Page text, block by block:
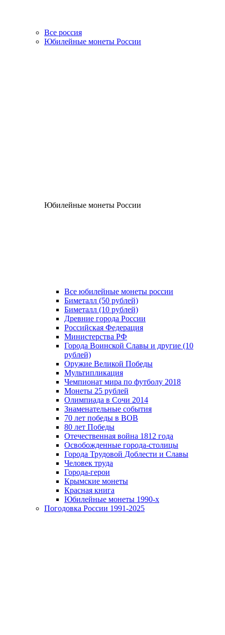
Все россия
Юбилейные монеты России
Юбилейные монеты России
Все юбилейные монеты россии
Биметалл (50 рублей)
Биметалл (10 рублей)
Древние города России
Российская Федерация
Министерства РФ
Города Воинской Славы и другие (10
рублей)
Оружие Великой Победы
Мультипликация
Чемпионат мира по футболу 2018
Монеты 25 рублей
Олимпиада в Сочи 2014
Знаменательные события
70 лет победы в ВОВ
80 лет Победы
Отечественная война 1812 года
Освобожденные города-столицы
Города Трудовой Доблести и Славы
Человек труда
Города-герои
Крымские монеты
Красная книга
Юбилейные монеты 1990-х
Погодовка России 1991-2025